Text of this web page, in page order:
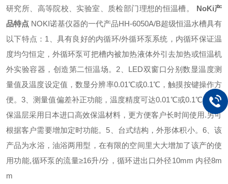
研究所、高等院校、实验室、质检部门理想的恒温槽。 NoKi产
品特点 NOKI诺基仪器的一代产品HH-6050A/B超级恒温水槽具有
以下特点： 1、具有良好的内循环/外循环泵系统，内循环保证温
度均匀恒定，外循环泵可把槽内被加热液体外引去加热或恒温机
外实验容器，创造第二恒温场。 2、LED双窗口分别数显温度测
量值及温度设定值，数显分辨率0.01℃或0.1℃，触摸按键操作方
便。3、测量值偏差补正功能，温度精度可达0.01℃或0.1℃。4、
保温层采用日本进口高效保温材料，更方便客户长时间使用.另可
根据客户需要增加定时功能。 5、台式结构，外形体积小。 6、该
产品为水浴，油浴两用型，在有限的空间里大大增加了该产的使
用功能,循环泵的流量≥16升/分，循环进出口外径10mm 内径8m
m